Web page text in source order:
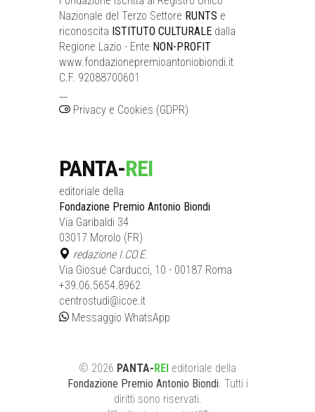
Nazionale del Terzo Settore RUNTS e
riconoscita ISTITUTO CULTURALE dalla
Regione Lazio - Ente NON-PROFIT
www.fondazionepremioantoniobiondi.it
C.F. 92088700601
Privacy e Cookies (GDPR)
PANTA-REI
editoriale della
Fondazione Premio Antonio Biondi
Via Garibaldi 34
03017 Morolo (FR)
redazione I.CO.E.
Via Giosué Carducci, 10 - 00187 Roma
+39.06.5654.8962
centrostudi@icoe.it
Messaggio WhatsApp
© 2026 PANTA-REI editoriale della
Fondazione Premio Antonio Biondi . Tutti i
diritti sono riservati.